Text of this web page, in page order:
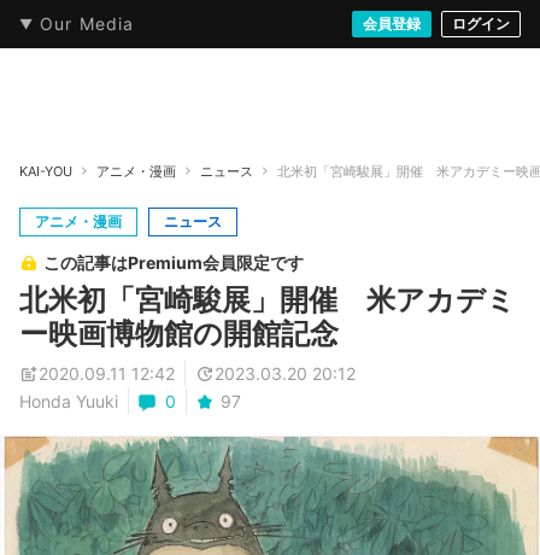
Our Media 会員登録 ログイン
本・文芸 情報化社会 音楽・映像 ゲームストリート
KAI-YOU アニメ・漫画 ニュース 北米初「宮崎駿展」開催 米アカデミー映
アニメ・漫画 ニュース
この記事はPremium会員限定です
北米初「宮崎駿展」開催 米アカデミ
ー映画博物館の開館記念
2020.09.11 12:42
2023.03.20 20:12
Honda Yuuki
0 97